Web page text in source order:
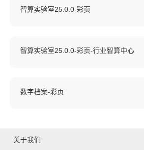
智算实验室25.0.0-彩页
智算实验室25.0.0-彩页-行业智算中心
数字档案-彩页
关于我们